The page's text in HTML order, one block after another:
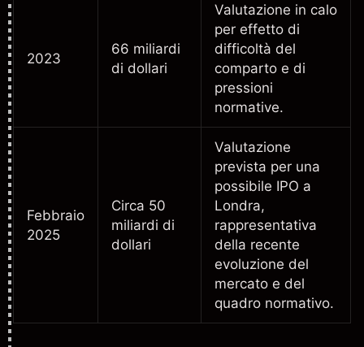
2023
66 miliardi
di dollari
Valutazione in calo
per effetto di
difficoltà del
comparto e di
pressioni
normative.
Febbraio
2025
Circa 50
miliardi di
dollari
Valutazione
prevista per una
possibile IPO a
Londra,
rappresentativa
della recente
evoluzione del
mercato e del
quadro normativo.